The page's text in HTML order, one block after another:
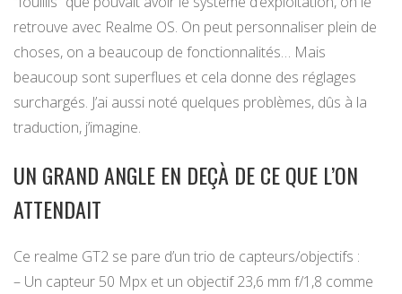
retrouve avec Realme OS. On peut personnaliser plein de
choses, on a beaucoup de fonctionnalités… Mais
beaucoup sont superflues et cela donne des réglages
surchargés. J’ai aussi noté quelques problèmes, dûs à la
traduction, j’imagine.
UN GRAND ANGLE EN DEÇÀ DE CE QUE L’ON
ATTENDAIT
Ce realme GT2 se pare d’un trio de capteurs/objectifs :
– Un capteur 50 Mpx et un objectif 23,6 mm f/1,8 comme